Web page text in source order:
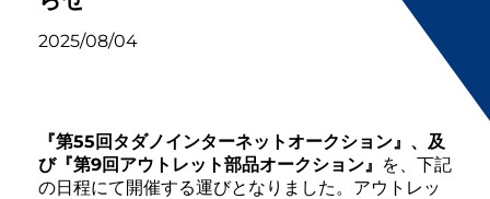
2025/08/04
『第55回タダノインターネットオークション』、及
び『第9回アウトレット部品オークション』 を、下記
の日程にて開催する運びとなりました。アウトレッ